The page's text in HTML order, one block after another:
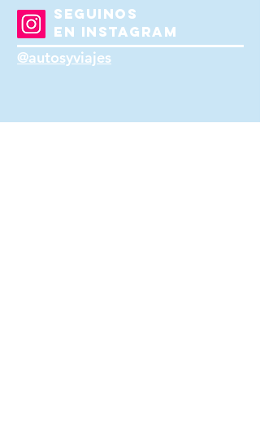
SEGUINOS
EN INSTAGRAM
@autosyviajes